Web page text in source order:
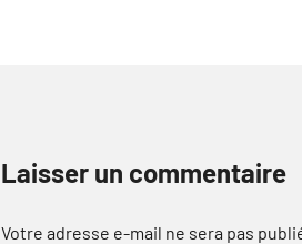
Laisser un commentaire
Votre adresse e-mail ne sera pas